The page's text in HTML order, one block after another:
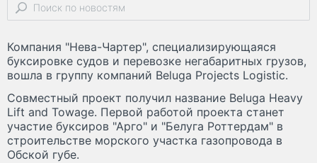
Компания "Нева-Чартер", специализирующаяся
буксировке судов и перевозке негабаритных грузов,
вошла в группу компаний Beluga Projects Logistic.
Совместный проект получил название Beluga Heavy
Lift and Towage. Первой работой проекта станет
участие буксиров "Арго" и "Белуга Роттердам" в
строительстве морского участка газопровода в
Обской губе.